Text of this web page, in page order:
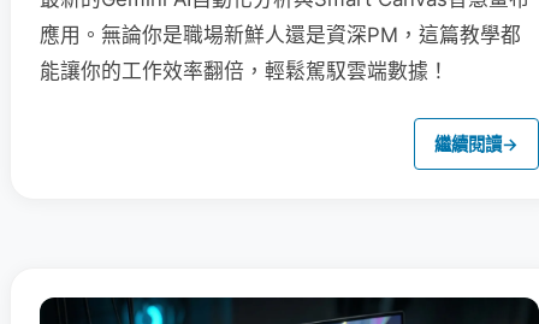
應用。無論你是職場新鮮人還是資深PM，這篇教學都
能讓你的工作效率翻倍，輕鬆駕馭雲端數據！
繼續閱讀→